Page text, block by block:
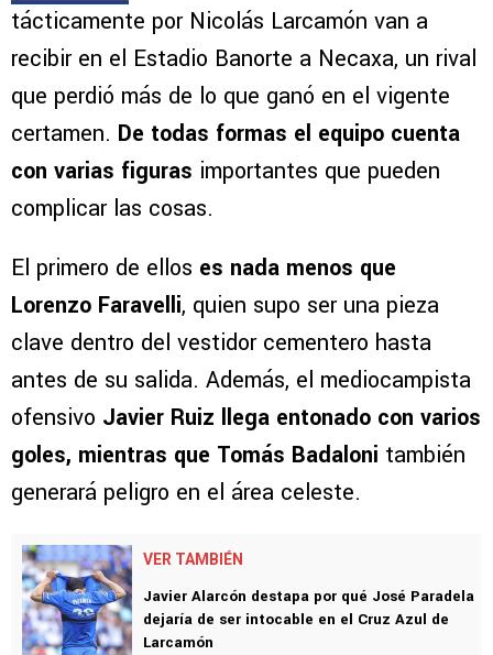
tácticamente por Nicolás Larcamón van a
recibir en el Estadio Banorte a Necaxa, un rival
que perdió más de lo que ganó en el vigente
certamen. De todas formas el equipo cuenta
con varias figuras importantes que pueden
complicar las cosas.
El primero de ellos es nada menos que
Lorenzo Faravelli, quien supo ser una pieza
clave dentro del vestidor cementero hasta
antes de su salida. Además, el mediocampista
ofensivo Javier Ruiz llega entonado con varios
goles, mientras que Tomás Badaloni también
generará peligro en el área celeste.
VER TAMBIÉN
Javier Alarcón destapa por qué José Paradela
dejaría de ser intocable en el Cruz Azul de
Larcamón